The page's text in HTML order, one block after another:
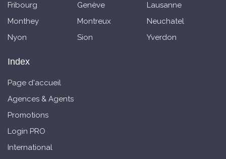
Fribourg Genève
Lausanne
Monthey
Montreux
Neuchatel
Nyon
Sion Yverdon
Index
Page d'accueil
Agences & Agents
Promotions
Login PRO
International